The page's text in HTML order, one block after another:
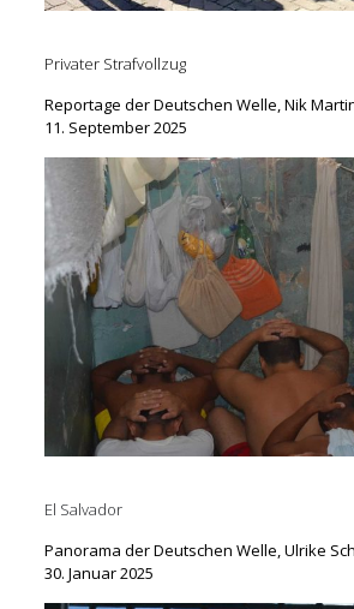
Privater Strafvollzug
Reportage der Deutschen Welle, Nik
11. September 2025
El Salvador
Panorama der Deutschen Welle,Ulrike
30. Januar 2025